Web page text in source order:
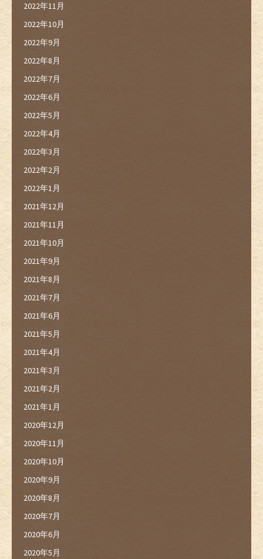
2022年11月
2022年10月
2022年9月
2022年8月
2022年7月
2022年6月
2022年5月
2022年4月
2022年3月
2022年2月
2022年1月
2021年12月
2021年11月
2021年10月
2021年9月
2021年8月
2021年7月
2021年6月
2021年5月
2021年4月
2021年3月
2021年2月
2021年1月
2020年12月
2020年11月
2020年10月
2020年9月
2020年8月
2020年7月
2020年6月
2020年5月